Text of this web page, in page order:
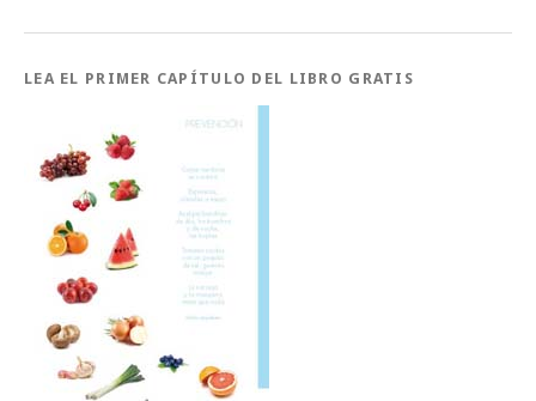
LEA EL PRIMER CAPÍTULO DEL LIBRO GRATIS